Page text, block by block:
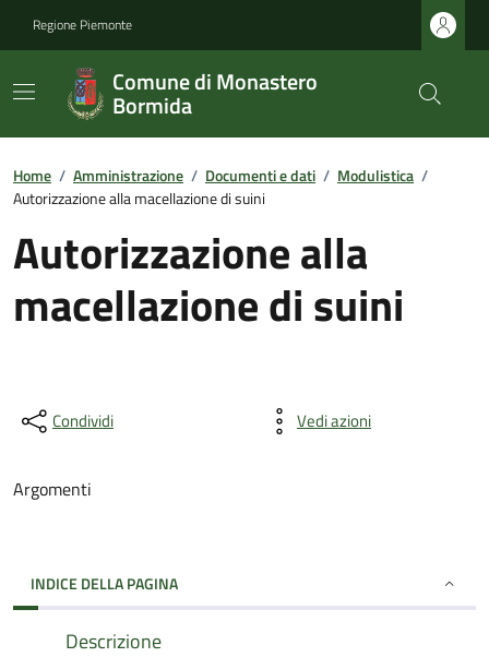
Regione Piemonte
Comune di Monastero
Bormida
Home / Amministrazione / Documenti e dati / Modulistica /
Autorizzazione alla macellazione di suini
Autorizzazione alla
macellazione di suini
Condividi Vedi azioni
Argomenti
INDICE DELLA PAGINA
Descrizione